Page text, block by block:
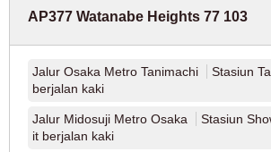
AP377 Watanabe Heights 77 103
Jalur Osaka Metro Tanimachi
Stasiun
berjalan kaki
Jalur Midosuji Metro Osaka
Stasiun
it berjalan kaki
Jalur JR Sakurajima (1)
Jalur Hanwa (Tennoji - Wakayama)
Jalur JR Tozai (20)
9 11 12
30
31
Hanya untuk calon penghuni dan
03-6712-4344